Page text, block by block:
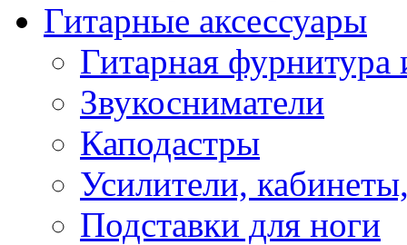
Гитарные аксессуары
Гитарная фурнитура
Звукосниматели
Каподастры
Усилители,
Подставки для ноги